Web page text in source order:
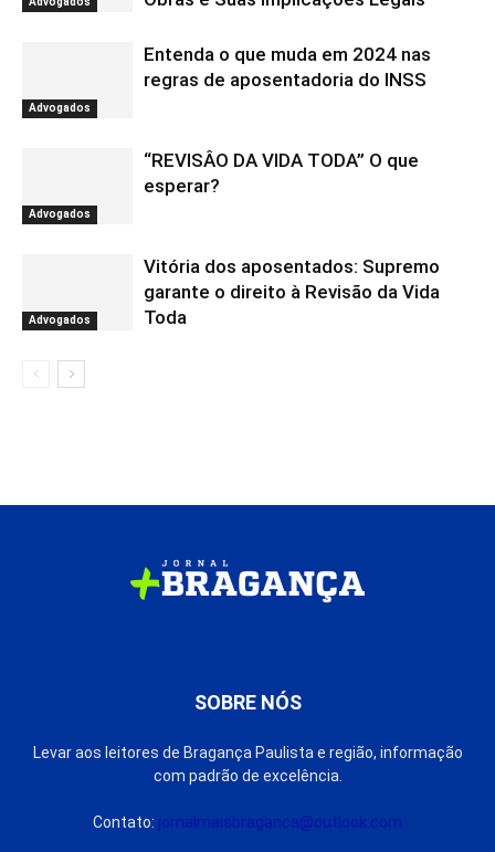
Advogados
Entenda o que muda em 2024 nas
regras de aposentadoria do INSS
Advogados
“REVISÂO DA VIDA TODA” O que
esperar?
Advogados
Vitória dos aposentados: Supremo
garante o direito à Revisão da Vida
Toda
SOBRE NÓS
Levar aos leitores de Bragança Paulista e região, informação
com padrão de excelência.
Contato: jornalmaisbraganca@outlook.com